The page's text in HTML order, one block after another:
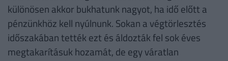
különösen akkor bukhatunk nagyot, ha idő előtt a
pénzünkhöz kell nyúlnunk. Sokan a végtörlesztés
időszakában tették ezt és áldozták fel sok éves
megtakarításuk hozamát, de egy váratlan